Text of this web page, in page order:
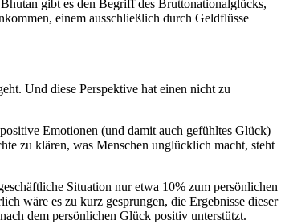
gibt es den Begriff des Bruttonationalglücks,
einem ausschließlich durch Geldflüsse
Und diese Perspektive hat einen nicht zu
Emotionen (und damit auch gefühltes Glück)
zu klären, was Menschen unglücklich macht, steht
Situation nur etwa 10% zum persönlichen
wäre es zu kurz gesprungen, die Ergebnisse dieser
dem persönlichen Glück positiv unterstützt.